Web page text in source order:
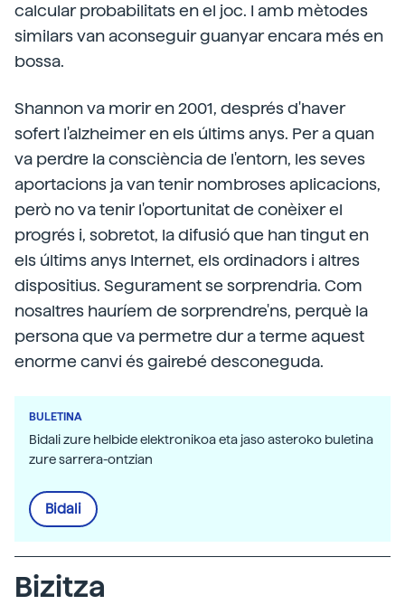
calcular probabilitats en el joc. I amb mètodes
similars van aconseguir guanyar encara més en
bossa.
Shannon va morir en 2001, després d'haver
sofert l'alzheimer en els últims anys. Per a quan
va perdre la consciència de l'entorn, les seves
aportacions ja van tenir nombroses aplicacions,
però no va tenir l'oportunitat de conèixer el
progrés i, sobretot, la difusió que han tingut en
els últims anys Internet, els ordinadors i altres
dispositius. Segurament se sorprendria. Com
nosaltres hauríem de sorprendre'ns, perquè la
persona que va permetre dur a terme aquest
enorme canvi és gairebé desconeguda.
BULETINA
Bidali zure helbide elektronikoa eta jaso asteroko buletina
zure sarrera-ontzian
Bidali
Bizitza